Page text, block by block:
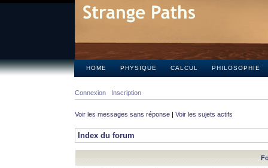
HOME PHYSIQUE CALCUL PHILOSOPHIE
Connexion Inscription
Voir les messages sans réponse | Voir les sujets actifs
Index du forum